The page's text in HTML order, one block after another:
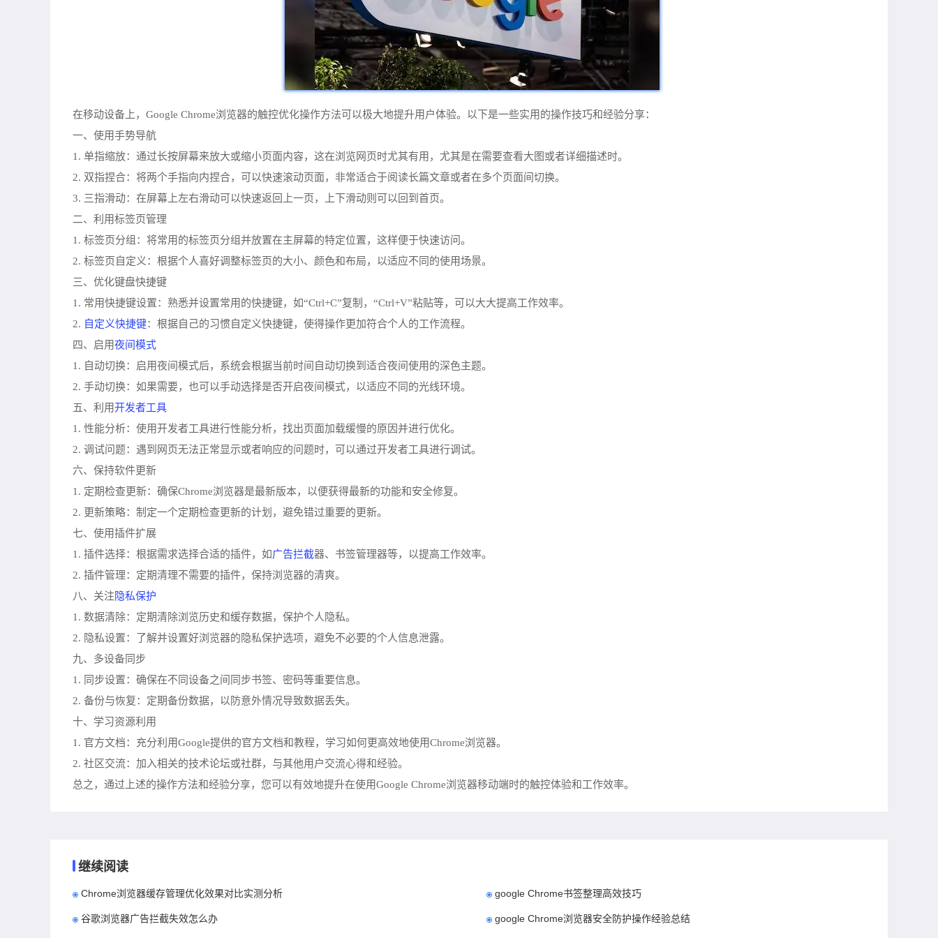
在移动设备上，Google Chrome浏览器的触控优化操作方法可以极大地提升用户体验。以下是一些实用的操作技巧和经验分享：
一、使用手势导航
1. 单指缩放：通过长按屏幕来放大或缩小页面内容，这在浏览网页时尤其有用，尤其是在需要查看大图或者详细描述时。
2. 双指捏合：将两个手指向内捏合，可以快速滚动页面，非常适合于阅读长篇文章或者在多个页面间切换。
3. 三指滑动：在屏幕上左右滑动可以快速返回上一页，上下滑动则可以回到首页。
二、利用标签页管理
1. 标签页分组：将常用的标签页分组并放置在主屏幕的特定位置，这样便于快速访问。
2. 标签页自定义：根据个人喜好调整标签页的大小、颜色和布局，以适应不同的使用场景。
三、优化键盘快捷键
1. 常用快捷键设置：熟悉并设置常用的快捷键，如“Ctrl+C”复制，“Ctrl+V”粘贴等，可以大大提高工作效率。
2. 自定义快捷键：根据自己的习惯自定义快捷键，使得操作更加符合个人的工作流程。
四、启用夜间模式
1. 自动切换：启用夜间模式后，系统会根据当前时间自动切换到适合夜间使用的深色主题。
2. 手动切换：如果需要，也可以手动选择是否开启夜间模式，以适应不同的光线环境。
五、利用开发者工具
1. 性能分析：使用开发者工具进行性能分析，找出页面加载缓慢的原因并进行优化。
2. 调试问题：遇到网页无法正常显示或者响应的问题时，可以通过开发者工具进行调试。
六、保持软件更新
1. 定期检查更新：确保Chrome浏览器是最新版本，以便获得最新的功能和安全修复。
2. 更新策略：制定一个定期检查更新的计划，避免错过重要的更新。
七、使用插件扩展
1. 插件选择：根据需求选择合适的插件，如广告拦截器、书签管理器等，以提高工作效率。
2. 插件管理：定期清理不需要的插件，保持浏览器的清爽。
八、关注隐私保护
1. 数据清除：定期清除浏览历史和缓存数据，保护个人隐私。
2. 隐私设置：了解并设置好浏览器的隐私保护选项，避免不必要的个人信息泄露。
九、多设备同步
1. 同步设置：确保在不同设备之间同步书签、密码等重要信息。
2. 备份与恢复：定期备份数据，以防意外情况导致数据丢失。
十、学习资源利用
1. 官方文档：充分利用Google提供的官方文档和教程，学习如何更高效地使用Chrome浏览器。
2. 社区交流：加入相关的技术论坛或社群，与其他用户交流心得和经验。
总之，通过上述的操作方法和经验分享，您可以有效地提升在使用Google Chrome浏览器移动端时的触控体验和工作效率。
继续阅读
Chrome浏览器缓存管理优化效果对比实测分析 google Chrome书签整理高效技巧
谷歌浏览器广告拦截失效怎么办 google Chrome浏览器安全防护操作经验总结